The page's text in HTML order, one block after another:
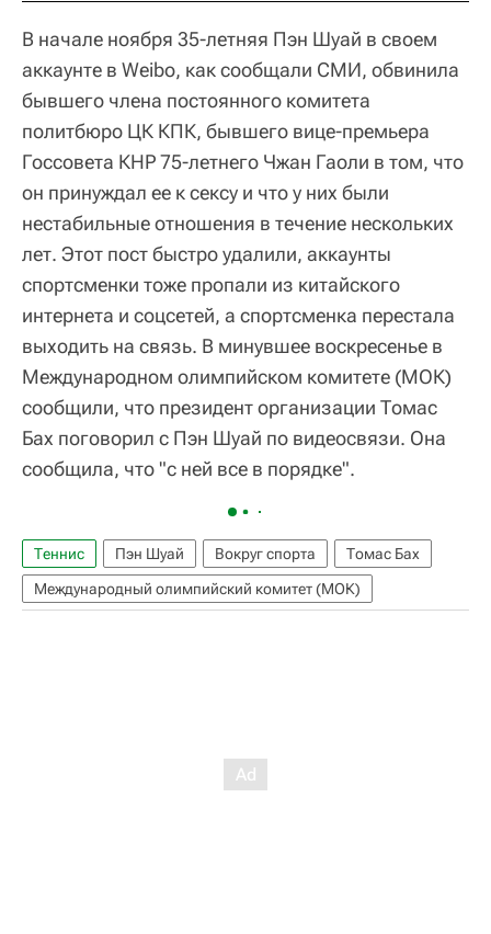
В начале ноября 35-летняя Пэн Шуай в своем
аккаунте в Weibo, как сообщали СМИ, обвинила
бывшего члена постоянного комитета
политбюро ЦК КПК, бывшего вице-премьера
Госсовета КНР 75-летнего Чжан Гаоли в том, что
он принуждал ее к сексу и что у них были
нестабильные отношения в течение нескольких
лет. Этот пост быстро удалили, аккаунты
спортсменки тоже пропали из китайского
интернета и соцсетей, а спортсменка перестала
выходить на связь. В минувшее воскресенье в
Международном олимпийском комитете (МОК)
сообщили, что президент организации Томас
Бах поговорил с Пэн Шуай по видеосвязи. Она
сообщила, что "с ней все в порядке".
Теннис Пэн Шуай Вокруг спорта
Томас Бах
Международный олимпийский комитет (МОК)